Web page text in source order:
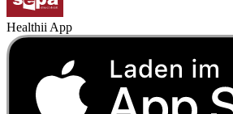
Healthii App